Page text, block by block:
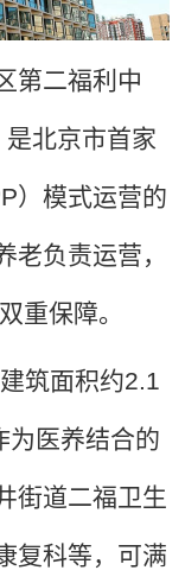
第二福利中
北京市首家
）模式运营的
老负责运营，
重保障。
筑面积约2.1
为医养结合的
街道二福卫生
复科等，可满